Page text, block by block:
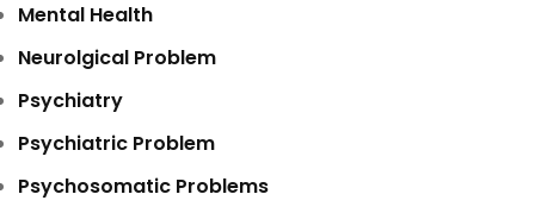
Mental Health
Neurolgical Problem
Psychiatry
Psychiatric Problem
Psychosomatic Problems